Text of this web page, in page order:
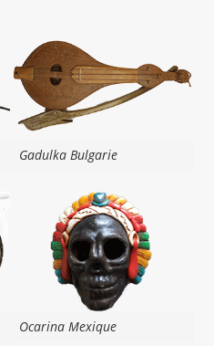
Gadulka Bulgarie
Ocarina Mexique